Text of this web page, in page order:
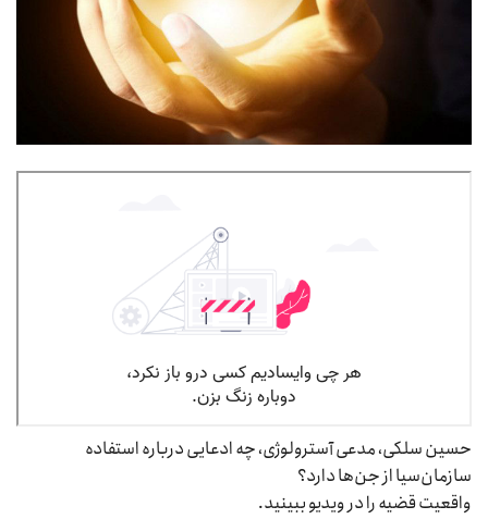
حسین سلکی، مدعی آسترولوژی، چه ادعایی درباره استفاده
سازمان‌سیا از جن‌ها دارد؟
واقعیت قضیه را در ویدیو ببینید.